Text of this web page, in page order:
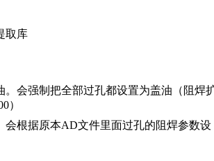
取库
。会强制把全部过孔都设置为盖油（阻焊
）
会根据原本AD文件里面过孔的阻焊参数设